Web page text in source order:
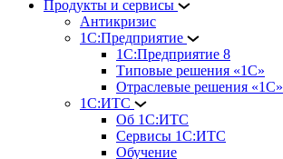
Продукты и сервисы
Антикризис
1С:Предприятие
1С:Предприятие 8
Типовые решения «1С»
Отраслевые решения «1С»
1С:ИТС
Об 1С:ИТС
Сервисы 1С:ИТС
Обучение